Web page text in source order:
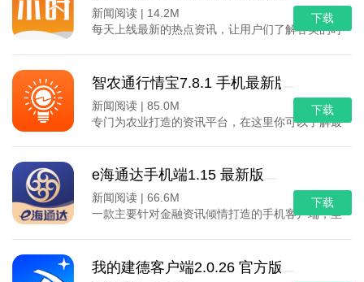
新闻阅读 | 14.2M
每天上线最新的热点资讯，让用户们了解各类的时事
下载
智农通行情宝7.8.1 手机最新版
新闻阅读 | 85.0M
专门为农业打造的资讯平台，在这里你可以了解最新
下载
e海通达手机端1.15 最新版
新闻阅读 | 66.6M
一款主要针对金融资讯倾情打造的手机客户端，里面
下载
我的建德客户端2.0.26 官方版